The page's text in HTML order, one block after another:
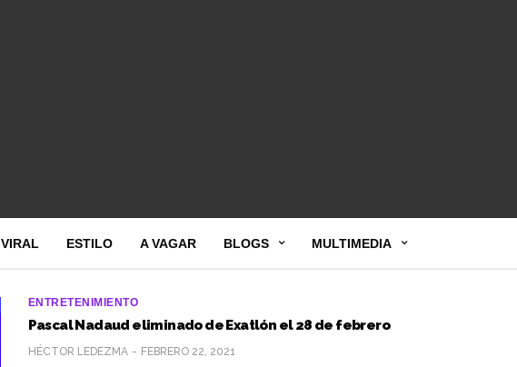
VIRAL ESTILO A VAGAR BLOGS MULTIMEDIA
ENTRETENIMIENTO
Pascal Nadaud eliminado de Exatlón el 28 de febrero
HÉCTOR LEDEZMA FEBRERO 22, 2021